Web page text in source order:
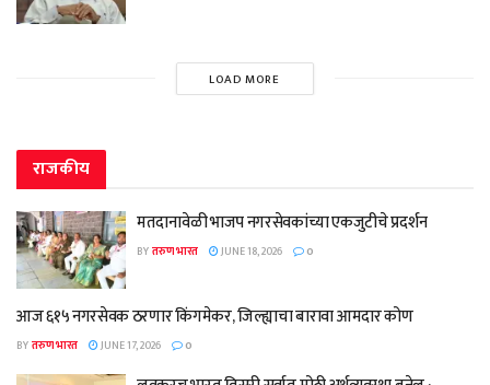
LOAD MORE
राजकीय
मतदानावेळी भाजप नगरसेवकांच्या एकजुटीचे प्रदर्शन
BYतरुण भारत JUNE 18, 2026 0
आज ६१५ नगरसेवक ठरणार किंगमेकर, जिल्ह्याचा बारावा आमदार कोण
BYतरुण भारत JUNE 17, 2026 0